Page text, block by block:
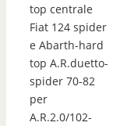
top centrale
Fiat 124 spider
e Abarth-hard
top A.R.duetto-
spider 70-82
per
A.R.2.0/102-